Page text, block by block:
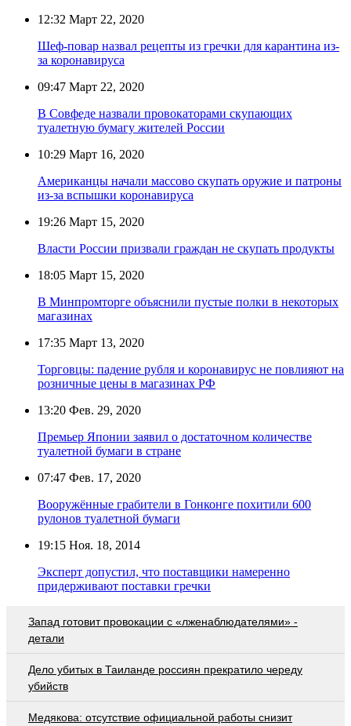
12:32 Март 22, 2020
Шеф-повар назвал рецепты из гречки для карантина из-
за коронавируса
09:47 Март 22, 2020
В Совфеде назвали провокаторами скупающих
туалетную бумагу жителей России
10:29 Март 16, 2020
Американцы начали массово скупать оружие и патроны
из-за вспышки коронавируса
19:26 Март 15, 2020
Власти России призвали граждан не скупать продукты
18:05 Март 15, 2020
В Минпромторге объяснили пустые полки в некоторых
магазинах
17:35 Март 13, 2020
Торговцы: падение рубля и коронавирус не повлияют на
розничные цены в магазинах РФ
13:20 Фев. 29, 2020
Премьер Японии заявил о достаточном количестве
туалетной бумаги в стране
07:47 Фев. 17, 2020
Вооружённые грабители в Гонконге похитили 600
рулонов туалетной бумаги
19:15 Ноя. 18, 2014
Эксперт допустил, что поставщики намеренно
придерживают поставки гречки
Запад готовит провокации с «лженаблюдателями» -
детали
Дело убитых в Таиланде россиян прекратило череду
убийств
Медякова: отсутствие официальной работы снизит